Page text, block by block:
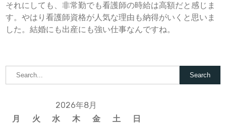
それにしても、非常勤でも看護師の時給は高額だと感じま
す。やはり看護師資格が人気な理由も納得がいくと思いま
した。結婚にも出産にも強い仕事なんですね。
2026年8月
月
火 水 木 金 土
日